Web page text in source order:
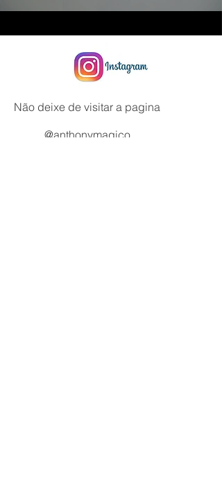
Não deixe de visitar a pagina
@anthonymagico